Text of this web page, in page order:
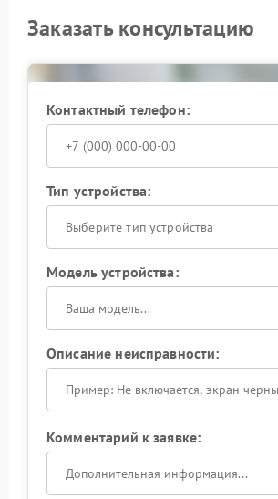
Заказать консультацию
Контактный телефон:
Тип устройства:
Выберите тип устройства
Модель устройства:
Описание неисправности:
Комментарий к заявке: